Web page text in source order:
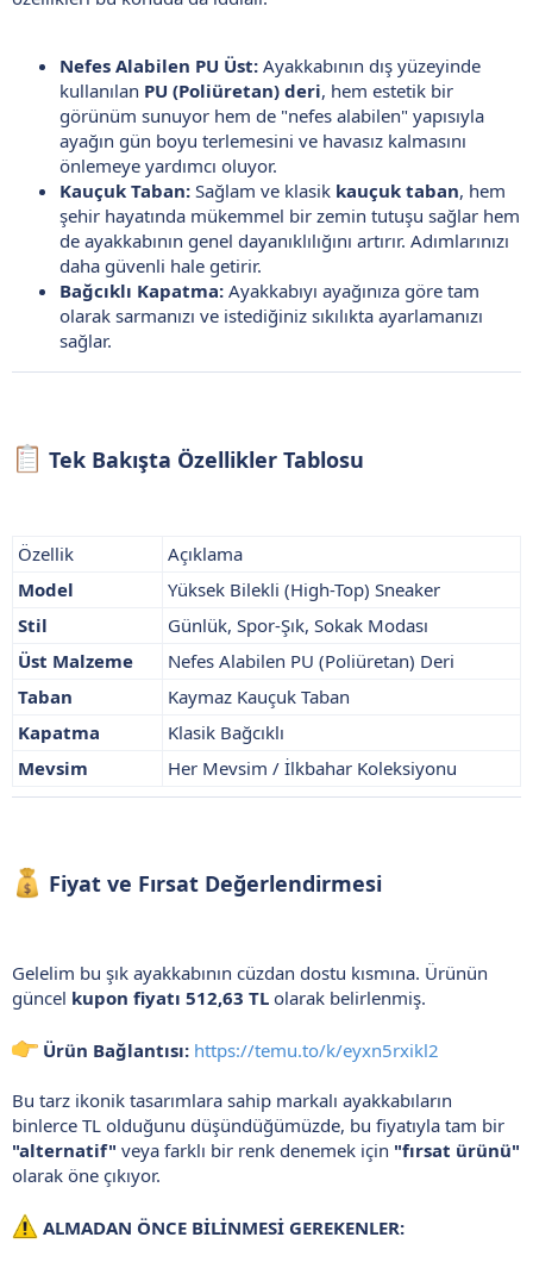
Nefes Alabilen PU Üst: Ayakkabının dış yüzeyinde
kullanılan PU (Poliüretan) deri, hem estetik bir
görünüm sunuyor hem de "nefes alabilen" yapısıyla
ayağın gün boyu terlemesini ve havasız kalmasını
önlemeye yardımcı oluyor.
Kauçuk Taban: Sağlam ve klasik kauçuk taban, hem
şehir hayatında mükemmel bir zemin tutuşu sağlar hem
de ayakkabının genel dayanıklılığını artırır. Adımlarınızı
daha güvenli hale getirir.
Bağcıklı Kapatma: Ayakkabıyı ayağınıza göre tam
olarak sarmanızı ve istediğiniz sıkılıkta ayarlamanızı
sağlar.
Tek Bakışta Özellikler Tablosu​
Özellik
Açıklama
Model
Yüksek Bilekli (High-Top) Sneaker
Stil
Günlük, Spor-Şık, Sokak Modası
Üst Malzeme
Nefes Alabilen PU (Poliüretan) Deri
Taban
Kaymaz Kauçuk Taban
Kapatma
Klasik Bağcıklı
Mevsim
Her Mevsim / İlkbahar Koleksiyonu
Fiyat ve Fırsat Değerlendirmesi​
Gelelim bu şık ayakkabının cüzdan dostu kısmına. Ürünün
güncel kupon fiyatı 512,63 TL olarak belirlenmiş.
Ürün Bağlantısı: https://temu.to/k/eyxn5rxikl2
Bu tarz ikonik tasarımlara sahip markalı ayakkabıların
binlerce TL olduğunu düşündüğümüzde, bu fiyatıyla tam bir
"alternatif" veya farklı bir renk denemek için "fırsat ürünü"
olarak öne çıkıyor.
ALMADAN ÖNCE BİLİNMESİ GEREKENLER: